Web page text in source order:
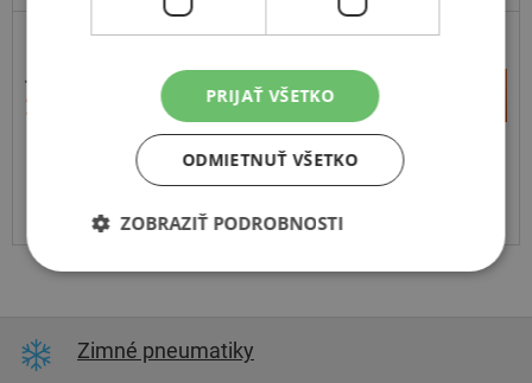
456,95 €
284,90 €
+
–
SKLADOM Expedujeme do 3-8 prac. dní
Na predajni v Bratislave do 3-8 prac. dní.
Centrálny sklad ČR 20 ks.
Zimné pneumatiky
PRIJAŤ VŠETKO
ODMIETNUŤ VŠETKO
ZOBRAZIŤ PODROBNOSTI